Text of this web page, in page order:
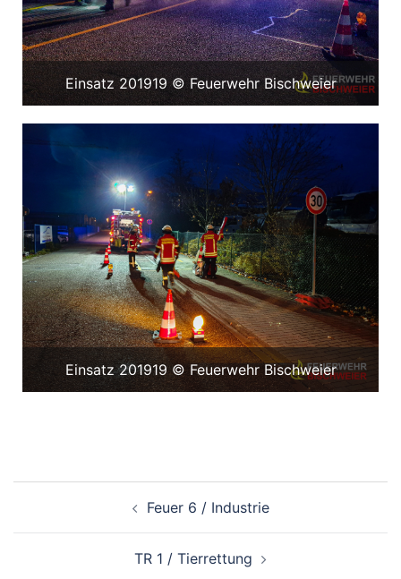
Einsatz 201919 © Feuerwehr Bischweier
Einsatz 201919 © Feuerwehr Bischweier
Feuer 6 / Industrie
TR 1 / Tierrettung